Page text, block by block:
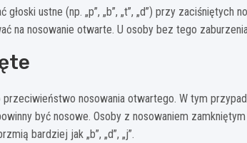
głoski ustne (np. „p”, „b”, „t”, „d”) przy zaciśniętych
na nosowanie otwarte. U osoby bez tego
nosowania otwartego. W tym
być nosowe. Osoby z nosowaniem
bardziej jak „b”, „d”, „j”.